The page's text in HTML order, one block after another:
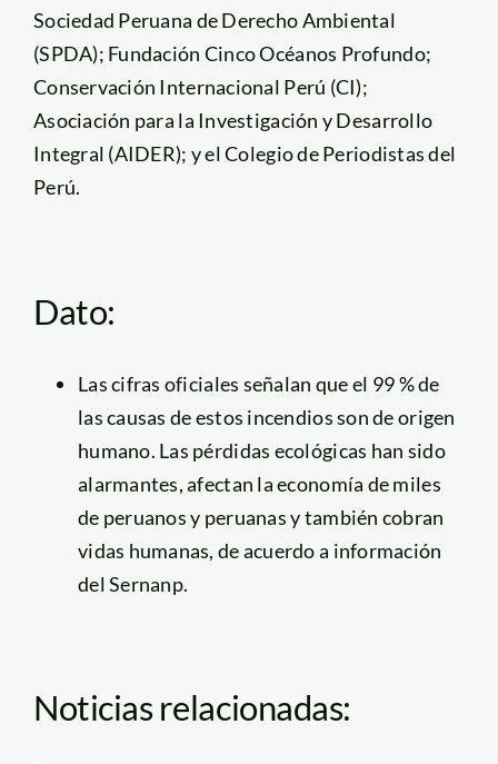
Sociedad Peruana de Derecho Ambiental
(SPDA); Fundación Cinco Océanos Profundo;
Conservación Internacional Perú (CI);
Asociación para la Investigación y Desarrollo
Integral (AIDER); y el Colegio de Periodistas del
Perú.
Dato:
Las cifras oficiales señalan que el 99 % de
las causas de estos incendios son de origen
humano. Las pérdidas ecológicas han sido
alarmantes, afectan la economía de miles
de peruanos y peruanas y también cobran
vidas humanas, de acuerdo a información
del Sernanp.
Noticias relacionadas: